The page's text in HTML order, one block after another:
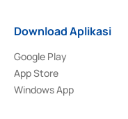
Download Aplikasi
Google Play
App Store
Windows App